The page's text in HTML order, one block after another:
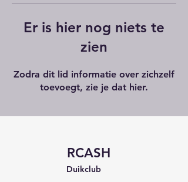
Er is hier nog niets te
zien
Zodra dit lid informatie over zichzelf
toevoegt, zie je dat hier.
RCASH
Duikclub